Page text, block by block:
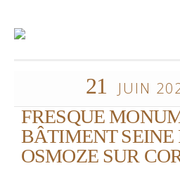
21 JUIN
FRESQUE
BÂTIMENT SEINE
OSMOZE SUR